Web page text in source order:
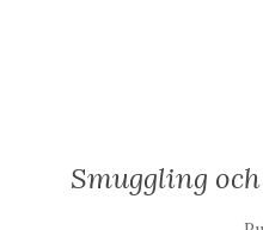
Smuggling